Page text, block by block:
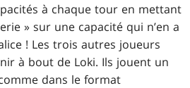
à chaque tour en mettant
» sur une capacité qui n’en a
! Les trois autres joueurs
à bout de Loki. Ils jouent un
dans le format